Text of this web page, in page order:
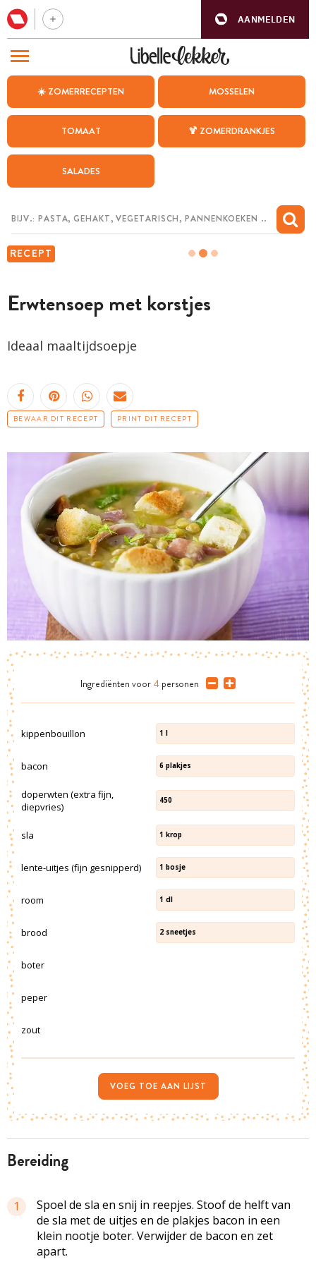
AANMELDEN
☀️ ZOMERRECEPTEN MOSSELEN
TOMAAT 🍹 ZOMERDRANKJES
SALADES
RECEPT
Erwtensoep met korstjes
Ideaal maaltijdsoepje
BEWAAR DIT RECEPT PRINT DIT RECEPT
bereiding
1
Spoel de sla en snij in reepjes. Stoof de helft van
de sla met de uitjes en de plakjes bacon in een
klein nootje boter. Verwijder de bacon en zet
apart.
Ingrediënten voor 4 personen
kippenbouillon 1 l
bacon 6 plakjes
doperwten (extra fijn,
diepvries)
450
sla 1 krop
lente-uitjes (fijn gesnipperd) 1 bosje
room 1 dl
brood 2 sneetjes
boter
peper
zout
VOEG TOE AAN LIJST
BEZOEK ONZE ANDERE WEBSITES
WEEKMENU
CHAT MET MAIA
MIJN BEWAARDE RECEPTEN